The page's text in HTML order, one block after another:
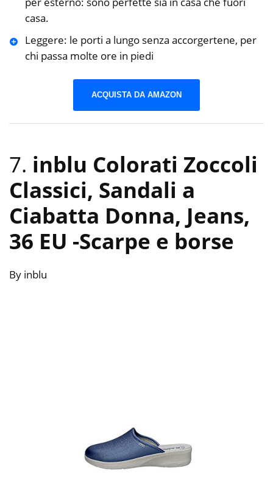
casa.
Leggere: le porti a lungo senza accorgertene, per
chi passa molte ore in piedi
ACQUISTA DA AMAZON
7. inblu Colorati Zoccoli
Classici, Sandali a
Ciabatta Donna, Jeans,
36 EU -Scarpe e borse
By inblu